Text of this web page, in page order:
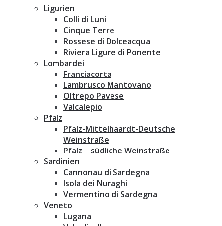
Ligurien
Colli di Luni
Cinque Terre
Rossese di Dolceacqua
Riviera Ligure di Ponente
Lombardei
Franciacorta
Lambrusco Mantovano
Oltrepo Pavese
Valcalepio
Pfalz
Pfalz-Mittelhaardt-Deutsche
Weinstraße
Pfalz – südliche Weinstraße
Sardinien
Cannonau di Sardegna
Isola dei Nuraghi
Vermentino di Sardegna
Veneto
Lugana